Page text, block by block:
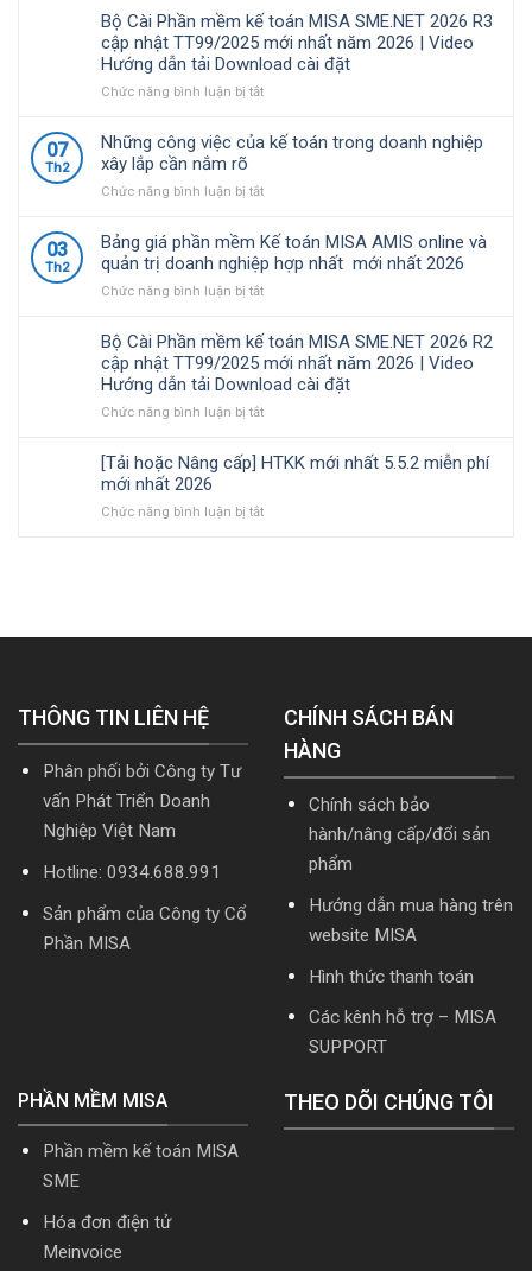
được
nhiều
doanh
nghiệp
Việt
chọ
SME.NET
2026
R4.1
cập
nhật
mới
nhất
2026
Video
Hướng
dẫn
tải
cài
đặt
định
68/2026/NĐ-
CP
quy
định
chính
sách
và
lý
thuế
đối
với
kinh
doanh,
cá
nhân
kinh
Bộ Cài Phần mềm kế toán MISA SME.NET 2026 R3
cập nhật TT99/2025 mới nhất năm 2026 | Video
Hướng dẫn tải Download cài đặt
Chức năng bình luận bị tắtở
Phần
kế
MISA
SME.NET
2026
R3
nhật
TT99/2025
mới
nhất
năm
|
Video
dẫn
07
Th2
Những công việc của kế toán trong doanh nghiệp
xây lắp cần nắm rõ
Chức năng bình luận bị tắtở
công
việc
của
kế
trong
doanh
nghiệp
xây
lắp
nắm
rõ
03
Th2
Bảng giá phần mềm Kế toán MISA AMIS online và
quản trị doanh nghiệp hợp nhất mới nhất 2026
Chức năng bình luận bị tắtở
giá
phần
mềm
Kế
toán
online
quản
Bộ Cài Phần mềm kế toán MISA SME.NET 2026 R2
cập nhật TT99/2025 mới nhất năm 2026 | Video
Hướng dẫn tải Download cài đặt
Chức năng bình luận bị tắtở
Phần
kế
nhất
2026
Download
[Tải hoặc Nâng cấp] HTKK mới nhất 5.5.2 miễn phí
mới nhất 2026
Chức năng bình luận bị tắtở
nhất
2026
THÔNG TIN LIÊN HỆ
Phân phối bởi Công ty Tư
vấn Phát Triển Doanh
Nghiệp Việt Nam
Hotline: 0934.688.991
Sản phẩm của Công ty Cổ
Phần MISA
CHÍNH SÁCH BÁN
HÀNG
Chính sách bảo
hành/nâng cấp/đổi sản
phẩm
Hướng dẫn mua hàng trên
website MISA
Hình thức thanh toán
Các kênh hỗ trợ – MISA
SUPPORT
PHẦN MỀM MISA
Phần mềm kế toán MISA
SME
Hóa đơn điện tử
Meinvoice
THEO DÕI CHÚNG TÔI